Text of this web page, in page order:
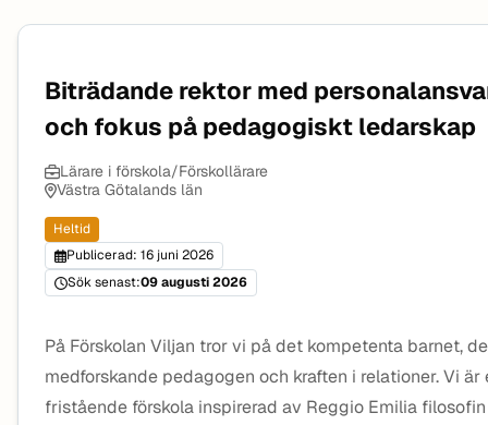
Biträdande rektor med
och fokus på pedagogiskt ledarskap
Lärare i förskola/Förskollärare
Västra Götalands län
Heltid
Publicerad: 16 juni 2026
Sök senast:09 augusti 2026
På Förskolan Viljan tror vi på det kompetenta barnet,
medforskande pedagogen och kraften i relationer. Vi är
fristående förskola inspirerad av Reggio Emilia filosofin